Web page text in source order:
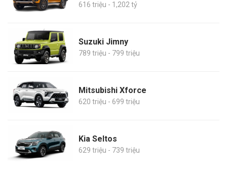
616 triệu - 1,202 tỷ
Suzuki Jimny
789 triệu - 799 triệu
Mitsubishi Xforce
620 triệu - 699 triệu
Kia Seltos
629 triệu - 739 triệu